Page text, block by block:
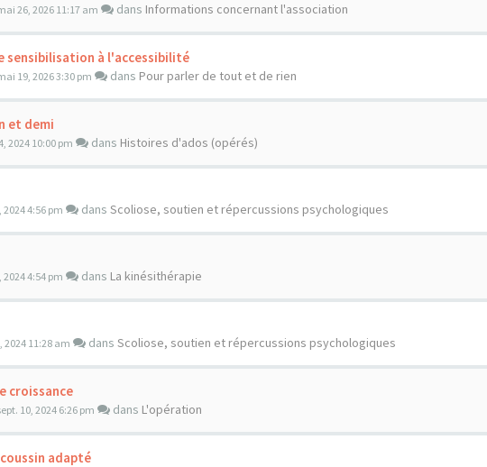
26, 2026 11:17 am dans Informations concernant l'association
sensibilisation à l'accessibilité
19, 2026 3:30 pm dans Pour parler de tout et de rien
et demi
2024 10:00 pm dans Histoires d'ados (opérés)
2024 4:56 pm dans Scoliose, soutien et répercussions psychologiques
2024 4:54 pm dans La kinésithérapie
2024 11:28 am dans Scoliose, soutien et répercussions psychologiques
croissance
10, 2024 6:26 pm dans L'opération
adapté